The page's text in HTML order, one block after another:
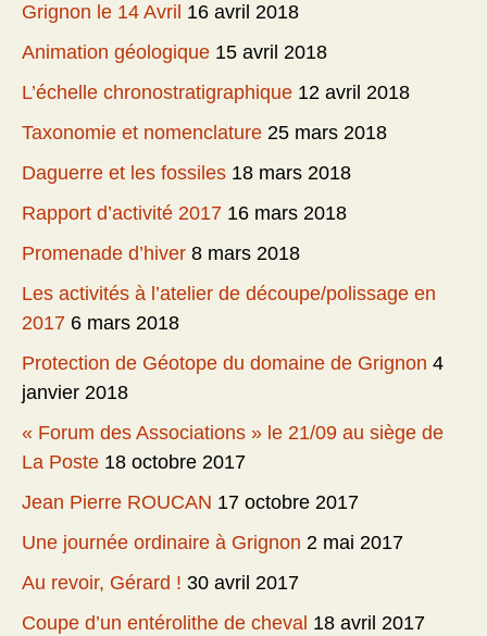
Grignon le 14 Avril 16 avril 2018
Animation géologique 15 avril 2018
L’échelle chronostratigraphique 12 avril 2018
Taxonomie et nomenclature 25 mars 2018
Daguerre et les fossiles 18 mars 2018
Rapport d’activité 2017 16 mars 2018
Promenade d’hiver 8 mars 2018
Les activités à l’atelier de découpe/polissage en
2017 6 mars 2018
Protection de Géotope du domaine de Grignon 4
janvier 2018
« Forum des Associations » le 21/09 au siège de
La Poste 18 octobre 2017
Jean Pierre ROUCAN 17 octobre 2017
Une journée ordinaire à Grignon 2 mai 2017
Au revoir, Gérard ! 30 avril 2017
Coupe d’un entérolithe de cheval 18 avril 2017